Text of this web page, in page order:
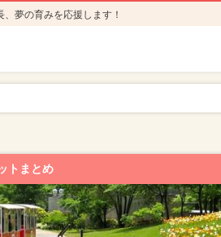
夢の育みを応援します！
トまとめ